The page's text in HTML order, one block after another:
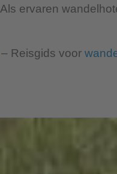
ervaren
– Reisgids voor